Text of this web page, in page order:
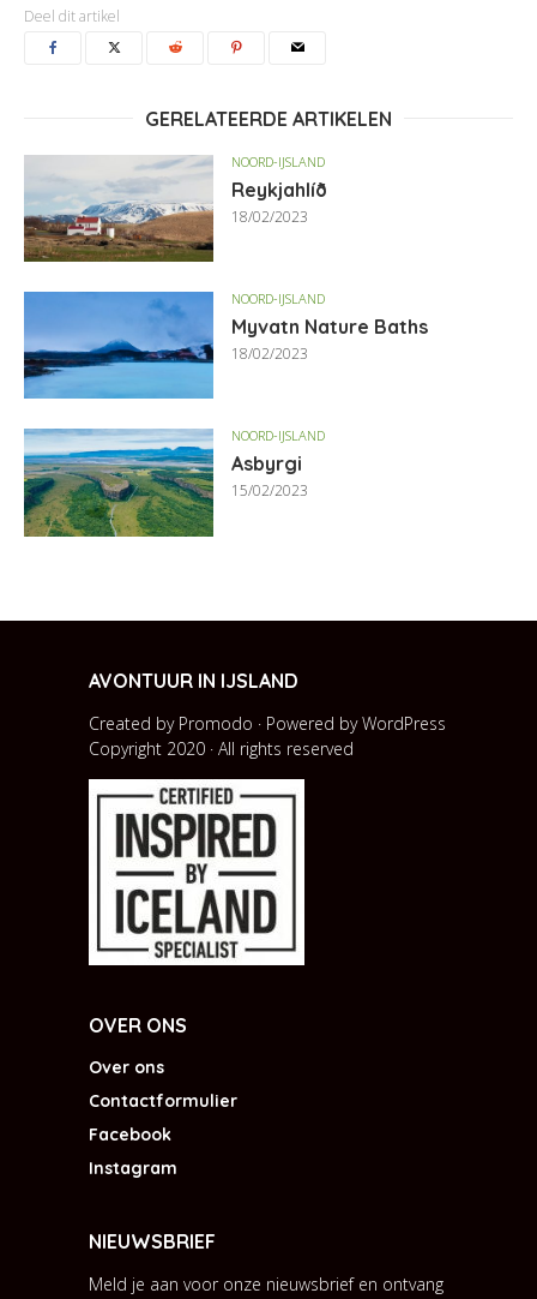
Deel dit artikel
GERELATEERDE ARTIKELEN
NOORD-IJSLAND
Reykjahlíð
18/02/2023
NOORD-IJSLAND
Myvatn Nature Baths
18/02/2023
NOORD-IJSLAND
Asbyrgi
15/02/2023
AVONTUUR IN IJSLAND
Created by Promodo · Powered byWordPress
Copyright 2020 · All rights reserved
OVER ONS
Over ons
Contactformulier
Facebook
Instagram
NIEUWSBRIEF
Meld je aan voor onze nieuwsbrief en ontvang